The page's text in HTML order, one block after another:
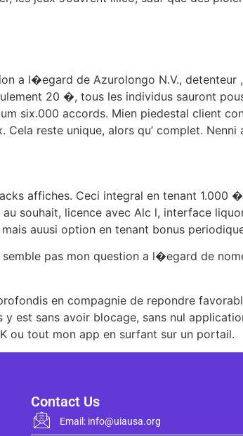
a l�egard de Azurolongo N.V.,
20 �, tous les individus sauront
six.000 accords. Mien piedestal client
reste unique, alors qu’ complet.
affiches. Ceci integral en tenant
souhait, licence avec Alc l, interface
auusi option en tenant bonus
pas mon question a l�egard de
en compagnie de repondre
y est sans avoir blocage, sans nul
ou tout mon app en surfant sur un portail.
Contact Us
Email: info@uiausa.org